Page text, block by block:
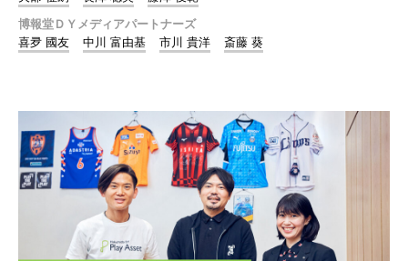
博報堂ＤＹメディアパートナーズ
喜夛 國友
中川 富由基 市川 貴洋 斎藤 葵